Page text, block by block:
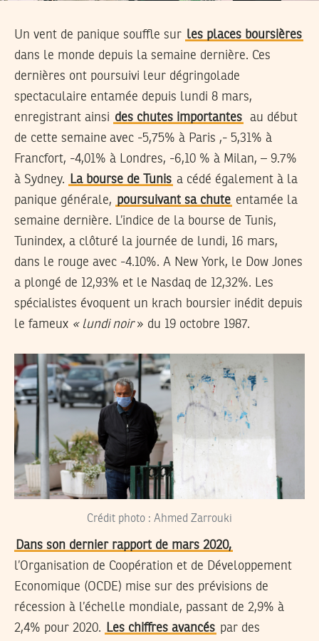
Un vent de panique souffle sur les places boursières
dans le monde depuis la semaine dernière. Ces
dernières ont poursuivi leur dégringolade
spectaculaire entamée depuis lundi 8 mars,
enregistrant ainsi des chutes importantes
au début
de cette semaine avec -5,75% à Paris ,- 5,31% à
Francfort, -4,01% à Londres, -6,10 % à Milan, – 9.7%
à Sydney.
La bourse de Tunis a cédé également à la
panique générale, poursuivant sa chute entamée la
semaine dernière. L’indice de la bourse de Tunis,
Tunindex, a clôturé la journée de lundi, 16 mars,
dans le rouge avec -4.10%. A New York, le Dow Jones
a plongé de 12,93% et le Nasdaq de 12,32%. Les
spécialistes évoquent un krach boursier inédit depuis
le fameux « lundi noir» du 19 octobre 1987.
Crédit photo : Ahmed Zarrouki
Dans son dernier rapport de mars 2020,
l’Organisation de Coopération et de Développement
Economique (OCDE) mise sur des prévisions de
récession à l’échelle mondiale, passant de 2,9% à
2,4% pour 2020.
Les chiffres avancés par des